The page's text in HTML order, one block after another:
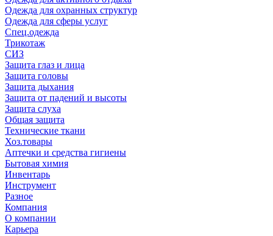
Одежда для охранных структур
Одежда для сферы услуг
Спец.одежда
Трикотаж
СИЗ
Защита глаз и лица
Защита головы
Защита дыхания
Защита от падений и высоты
Защита слуха
Общая защита
Технические ткани
Хоз.товары
Аптечки и средства гигиены
Бытовая химия
Инвентарь
Инструмент
Разное
Компания
О компании
Карьера